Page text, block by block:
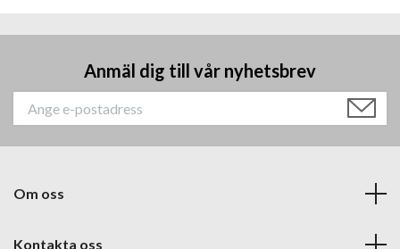
Anmäl dig till vår nyhetsbrev
Om oss
Kontakta oss